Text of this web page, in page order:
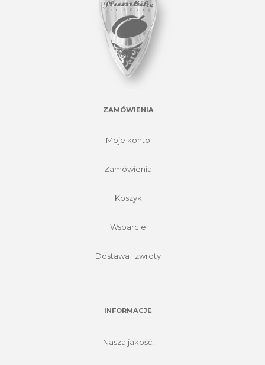
ZAMÓWIENIA
Moje konto
Zamówienia
Koszyk
Wsparcie
Dostawa i zwroty
INFORMACJE
Nasza jakość!